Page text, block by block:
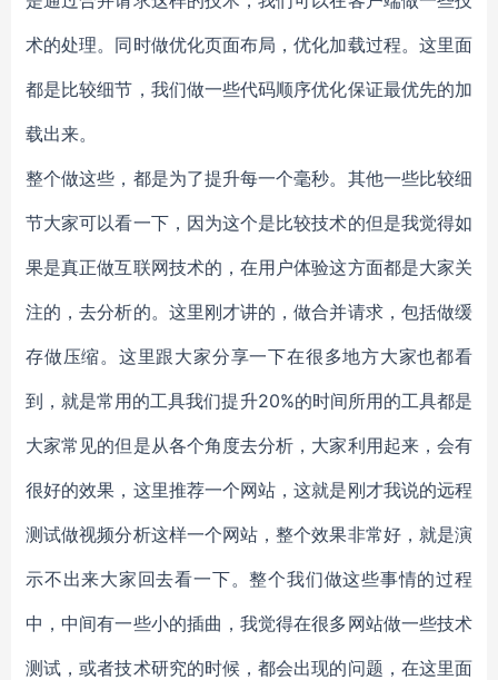
术的处理。同时做优化页面布局，优化加载过程。这里面
都是比较细节，我们做一些代码顺序优化保证最优先的加
载出来。
整个做这些，都是为了提升每一个毫秒。其他一些比较细
节大家可以看一下，因为这个是比较技术的但是我觉得如
果是真正做互联网技术的，在用户体验这方面都是大家关
注的，去分析的。这里刚才讲的，做合并请求，包括做缓
存做压缩。这里跟大家分享一下在很多地方大家也都看
到，就是常用的工具我们提升20%的时间所用的工具都是
大家常见的但是从各个角度去分析，大家利用起来，会有
很好的效果，这里推荐一个网站，这就是刚才我说的远程
测试做视频分析这样一个网站，整个效果非常好，就是演
示不出来大家回去看一下。整个我们做这些事情的过程
中，中间有一些小的插曲，我觉得在很多网站做一些技术
测试，或者技术研究的时候，都会出现的问题，在这里面